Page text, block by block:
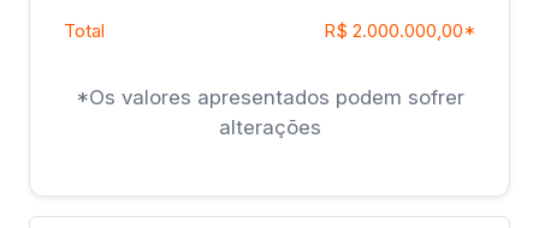
Total R$ 2.000.000,00*
*Os valores apresentados podem sofrer
alterações